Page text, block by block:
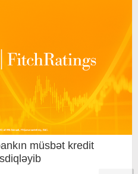
müsbət kredit